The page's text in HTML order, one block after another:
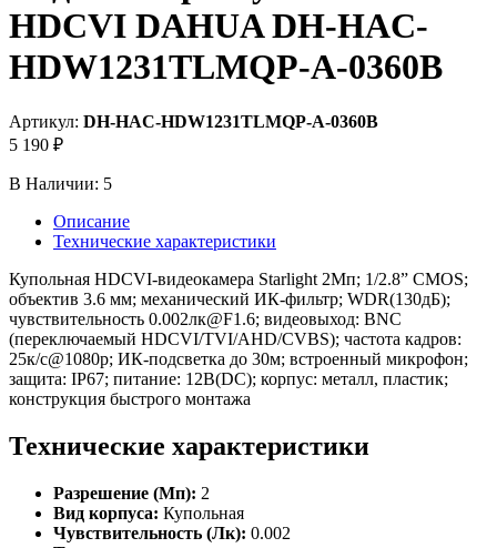
HDCVI DAHUA DH-HAC-
HDW1231TLMQP-A-0360B
Артикул: DH-HAC-HDW1231TLMQP-A-0360B
5 190 ₽
В Наличии: 5
Описание
Технические характеристики
Купольная HDCVI-видеокамера Starlight 2Mп; 1/2.8” CMOS;
объектив 3.6 мм; механический ИК-фильтр; WDR(130дБ);
чувствительность 0.002лк@F1.6; видеовыход: BNC
(переключаемый HDCVI/TVI/AHD/CVBS); частота кадров:
25к/с@1080p; ИК-подсветка до 30м; встроенный микрофон;
защита: IP67; питание: 12В(DC); корпус: металл, пластик;
конструкция быстрого монтажа
Технические характеристики
Разрешение (Мп): 2
Вид корпуса: Купольная
Чувствительность (Лк): 0.002